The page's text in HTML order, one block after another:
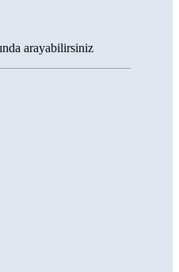
arayabilirsiniz